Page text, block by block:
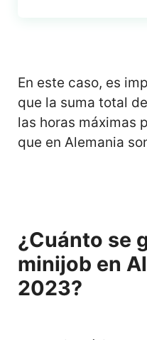
En este caso, es
que la suma total
las horas máximas
que en Alemania
¿Cuánto se
minijob en
2023?